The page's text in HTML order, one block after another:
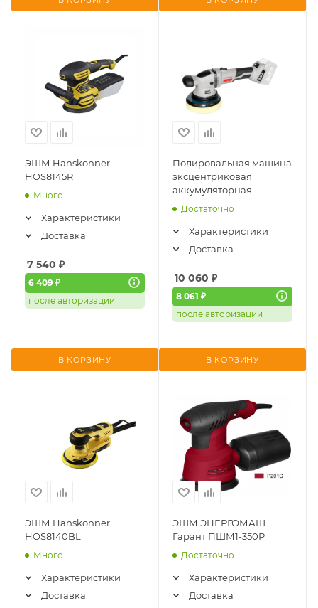
ЭШМ Hanskonner
HOS8145R
Много
Характеристики
Доставка
7 540 ₽
6 409 ₽
после авторизации
В КОРЗИНУ
Полировальная машина
эксцентриковая
аккумуляторная
Интерскол АПИ
ЭПМ-150/18ВЭ (691.1.0.70)
Достаточно
Характеристики
Доставка
10 060 ₽
8 061 ₽
после авторизации
В КОРЗИНУ
ЭШМ Hanskonner
HOS8140BL
Много
Характеристики
Доставка
ЭШМ ЭНЕРГОМАШ
Гарант ПШМ1-350Р
Достаточно
Характеристики
Доставка